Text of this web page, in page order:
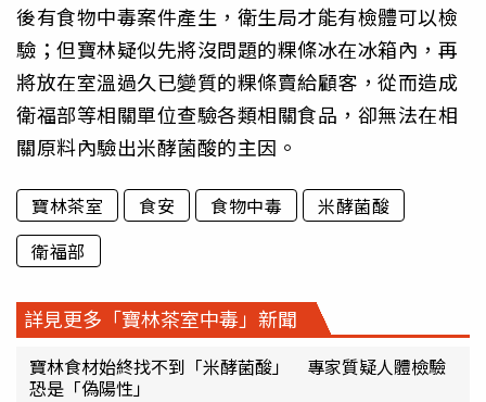
後有食物中毒案件產生，衛生局才能有檢體可以檢
驗；但寶林疑似先將沒問題的粿條冰在冰箱內，再
將放在室溫過久已變質的粿條賣給顧客，從而造成
衛福部等相關單位查驗各類相關食品，卻無法在相
關原料內驗出米酵菌酸的主因。
寶林茶室 食安 食物中毒
米酵菌酸
衛福部
詳見更多「寶林茶室中毒」新聞
寶林食材始終找不到「米酵菌酸」 專家質疑人體檢驗
恐是「偽陽性」